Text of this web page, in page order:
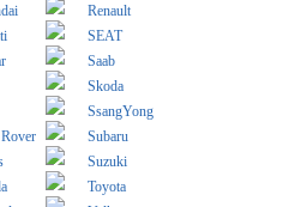
Renault
SEAT
Saab
Skoda
SsangYong
Subaru
Suzuki
Toyota